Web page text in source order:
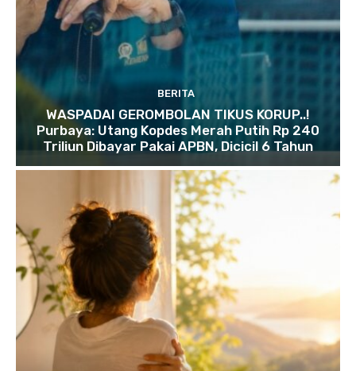
BERITA
WASPADAI GEROMBOLAN TIKUS KORUP..!
Purbaya: Utang Kopdes Merah Putih Rp 240
Triliun Dibayar Pakai APBN, Dicicil 6 Tahun